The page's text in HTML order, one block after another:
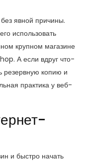
явной причины.
использовать
крупном магазине
А если вдруг что-
резервную копию и
практика у веб-
и быстро начать